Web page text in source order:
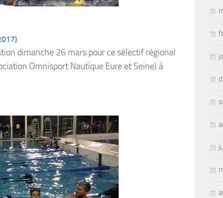
dimanche 26 mars pour ce sélectif régional
Omnisport Nautique Eure et Seine) à